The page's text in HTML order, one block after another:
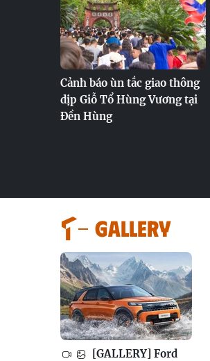
Cảnh báo ùn tắc giao thông
dịp Giỗ Tổ Hùng Vương tại
Đền Hùng
GALLERY
[GALLERY] Ford